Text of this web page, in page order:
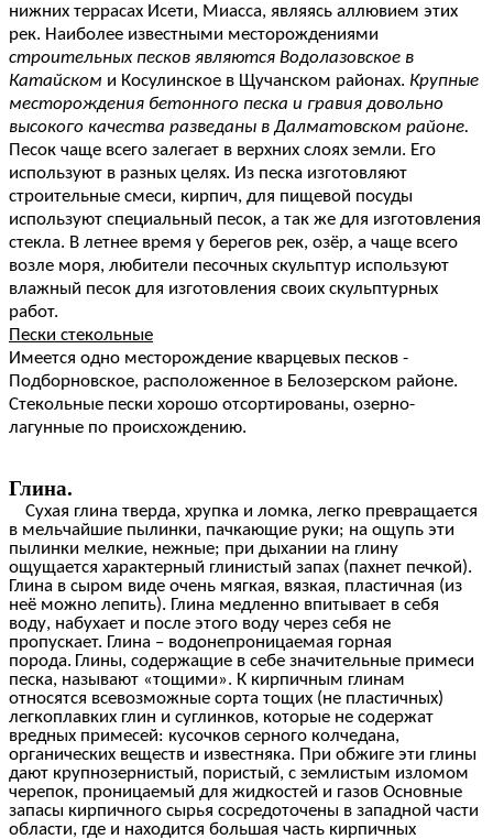
нижних террасах Исети, Миасса, являясь аллювием этих
рек. Наиболее известными месторождениями
строительных песков являются Водолазовское в
Катайском и Косулинское в Щучанском районах. Крупные
месторождения бетонного песка и гравия довольно
высокого качества разведаны в Далматовском районе.
Песок чаще всего залегает в верхних слоях земли. Его
используют в разных целях. Из песка изготовляют
строительные смеси, кирпич, для пищевой посуды
используют специальный песок, а так же для изготовления
стекла. В летнее время у берегов рек, озёр, а чаще всего
возле моря, любители песочных скульптур используют
влажный песок для изготовления своих скульптурных
работ.
Пески стекольные
Имеется одно месторождение кварцевых песков -
Подборновское, расположенное в Белозерском районе.
Стекольные пески хорошо отсортированы, озерно-
лагунные по происхождению.
Глина.
Сухая глина тверда, хрупка и ломка, легко превращается
в мельчайшие пылинки, пачкающие руки; на ощупь эти
пылинки мелкие, нежные; при дыхании на глину
ощущается характерный глинистый запах (пахнет печкой).
Глина в сыром виде очень мягкая, вязкая, пластичная (из
неё можно лепить). Глина медленно впитывает в себя
воду, набухает и после этого воду через себя не
пропускает. Глина – водонепроницаемая горная
порода. Глины, содержащие в себе значительные примеси
песка, называют «тощими». К кирпичным глинам
относятся всевозможные сорта тощих (не пластичных)
легкоплавких глин и суглинков, которые не содержат
вредных примесей: кусочков серного колчедана,
органических веществ и известняка. При обжиге эти глины
дают крупнозернистый, пористый, с землистым изломом
черепок, проницаемый для жидкостей и газов Основные
запасы кирпичного сырья сосредоточены в западной части
области, где и находится большая часть кирпичных